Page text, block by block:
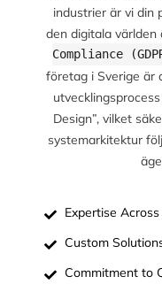
industrier är vi din
den digitala världen
Compliance
företag i Sverige är
Design”, vilket
systemarkitektur
Expertise
Custom
Commitment to